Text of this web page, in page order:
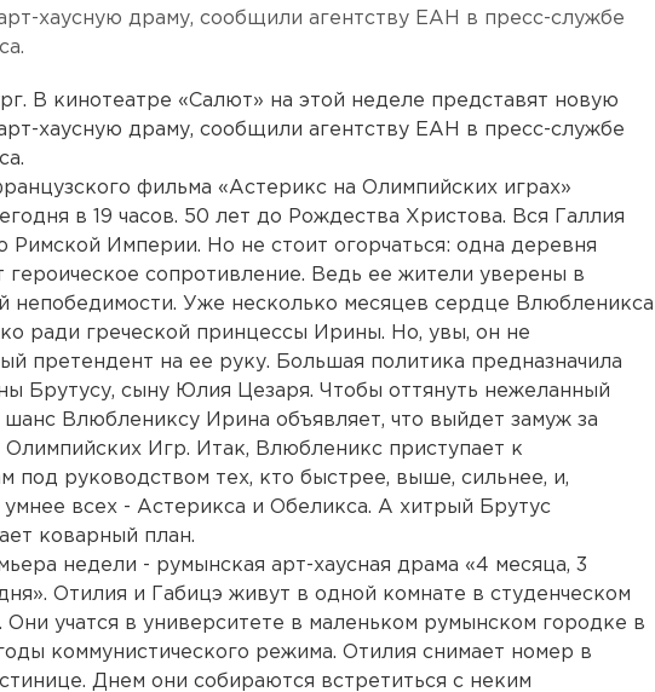
хаусную драму, сообщили агентству ЕАН в пресс-службе
В кинотеатре «Салют» на этой неделе представят новую
хаусную драму, сообщили агентству ЕАН в пресс-службе
фильма «Астерикс на Олимпийских играх»
в 19 часов. 50 лет до Рождества Христова. Вся Галлия
Римской Империи. Но не стоит огорчаться: одна деревня
героическое сопротивление. Ведь ее жители уверены в
непобедимости. Уже несколько месяцев сердце Влюбленикса
ради греческой принцессы Ирины. Но, увы, он не
претендент на ее руку. Большая политика предназначила
Брутусу, сыну Юлия Цезаря. Чтобы оттянуть нежеланный
шанс Влюблениксу Ирина объявляет, что выйдет замуж за
Олимпийских Игр. Итак, Влюбленикс приступает к
под руководством тех, кто быстрее, выше, сильнее, и,
умнее всех - Астерикса и Обеликса. А хитрый Брутус
коварный план.
недели - румынская арт-хаусная драма «4 месяца, 3
Отилия и Габицэ живут в одной комнате в студенческом
учатся в университете в маленьком румынском городке в
коммунистического режима. Отилия снимает номер в
Днем они собираются встретиться с неким